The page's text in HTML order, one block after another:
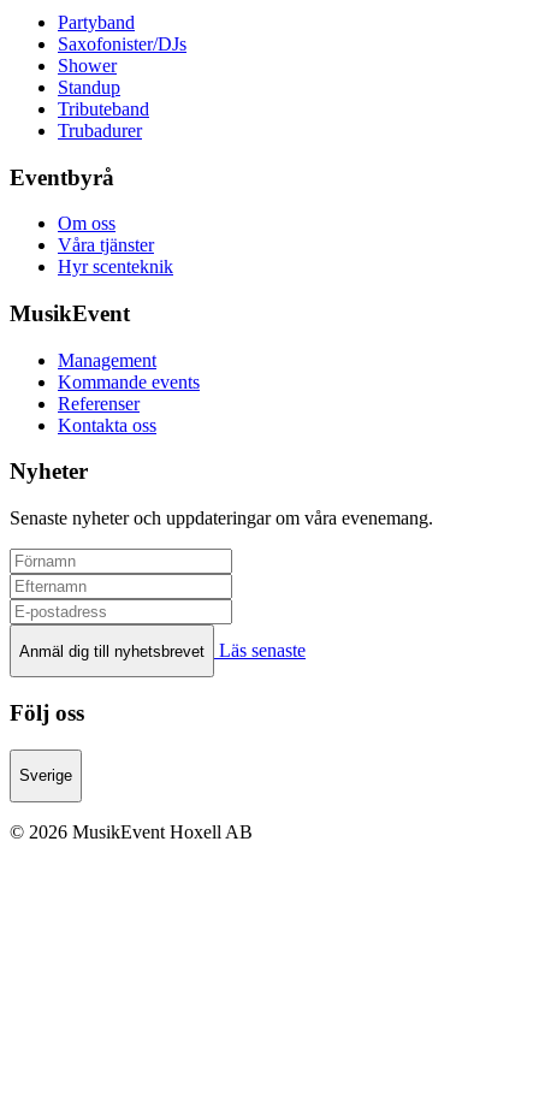
Partyband
Saxofonister/DJs
Shower
Standup
Tributeband
Trubadurer
Eventbyrå
Om oss
Våra tjänster
Hyr scenteknik
MusikEvent
Management
Kommande events
Referenser
Kontakta oss
Nyheter
Senaste nyheter och uppdateringar om våra evenemang.
Anmäl dig till nyhetsbrevet Läs senaste
Följ oss
Sverige
© 2026 MusikEvent Hoxell AB